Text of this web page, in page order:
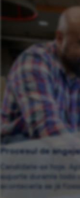
Procesul de
Candidate-se hoje.
suporte durante todo
aconteceria se já